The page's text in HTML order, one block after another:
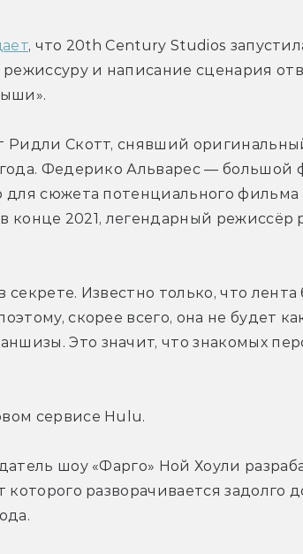
, что 20th Century Studios
и написание сценария
Ридли Скотт, снявший
Федерико Альварес — большой
для сюжета потенциального
в конце 2021, легендарный режиссёр
Известно только, что лента
скорее всего, она не будет
Это значит, что знакомых
сервисе Hulu.
шоу «Фарго» Ной Хоули
разворачивается задолго